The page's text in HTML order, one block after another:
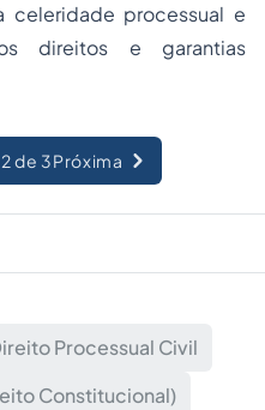
celeridade processual e
direitos e garantias
de 3Próxima
Processual Civil
Constitucional)